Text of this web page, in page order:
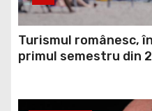
Turismul românesc,
primul semestru din